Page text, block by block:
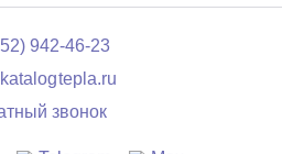
942-46-23
звонок